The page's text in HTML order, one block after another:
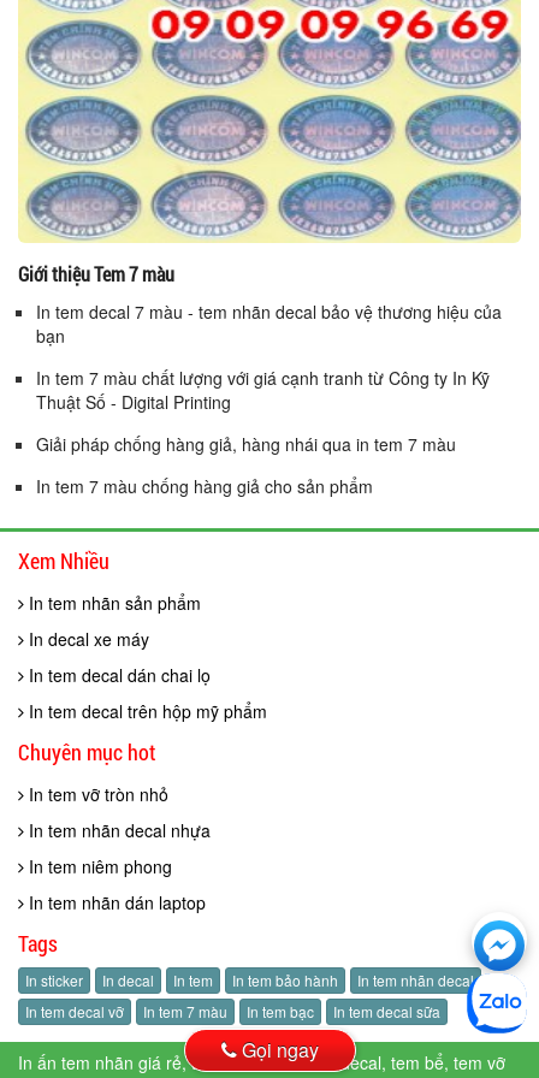
Giới thiệu Tem 7 màu
In tem decal 7 màu - tem nhãn decal bảo vệ thương hiệu của
bạn
In tem 7 màu chất lượng với giá cạnh tranh từ Công ty In Kỹ
Thuật Số - Digital Printing
Giải pháp chống hàng giả, hàng nhái qua in tem 7 màu
In tem 7 màu chống hàng giả cho sản phẩm
Xem Nhiều
In tem nhãn sản phẩm
In decal xe máy
In tem decal dán chai lọ
In tem decal trên hộp mỹ phẩm
Chuyên mục hot
In tem vỡ tròn nhỏ
In tem nhãn decal nhựa
In tem niêm phong
In tem nhãn dán laptop
Tags
In sticker In decal In tem In tem bảo hành
In tem nhãn decal
In tem decal vỡ
In tem 7 màu In tem bạc In tem decal sữa
In ấn tem nhãn giá rẻ, tem bảo hành, tem decal, tem bể, tem vỡ
Gọi ngay
với